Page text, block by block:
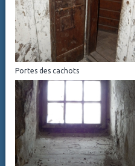
Portes des cachots